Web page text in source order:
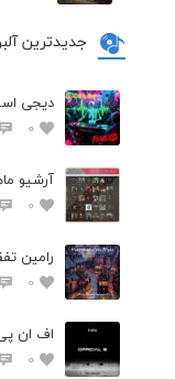
جدیدترین
دیجی
0
آرشیو
0
رامین
0
اف ان
0